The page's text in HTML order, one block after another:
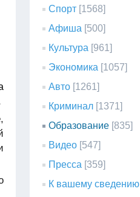
Спорт [1568]
Афиша [500]
Культура [961]
Экономика [1057]
Авто [1261]
Криминал [1371]
Образование [835]
Видео [547]
Пресса [359]
К вашему сведению